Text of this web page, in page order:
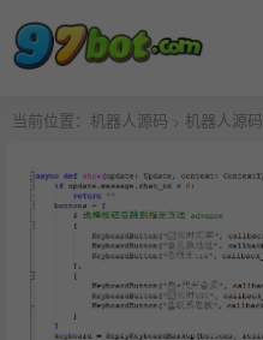
当前位置： 机器人源码 > 机器人源码